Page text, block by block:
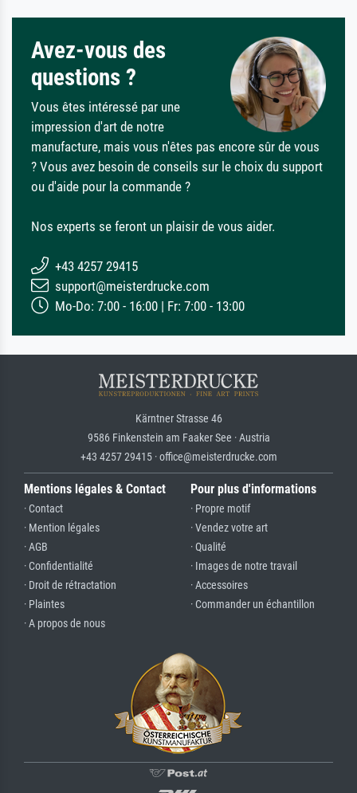
Avez-vous des
questions ?
Vous êtes intéressé par une
impression d'art de notre
manufacture, mais vous n'êtes pas encore sûr de vous
? Vous avez besoin de conseils sur le choix du support
ou d'aide pour la commande ?
Nos experts se feront un plaisir de vous aider.
+43 4257 29415
support@meisterdrucke.com
Mo-Do: 7:00 - 16:00 | Fr: 7:00 - 13:00
Kärntner Strasse 46
9586 Finkenstein am Faaker See · Austria
+43 4257 29415 · office@meisterdrucke.com
Mentions légales & Contact
· Contact
· Mention légales
· AGB
· Confidentialité
· Droit de rétractation
· Plaintes
· A propos de nous
Pour plus d'informations
· Propre motif
· Vendez votre art
· Qualité
· Images de notre travail
· Accessoires
· Commander un échantillon